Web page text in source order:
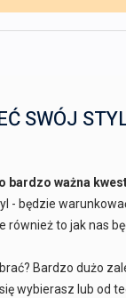
SWÓJ
bardzo ważna
- będzie
również to jak nas
Bardzo dużo
wybierasz lub od